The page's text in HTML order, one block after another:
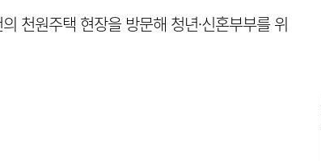
천원주택 현장을 방문해 청년·신혼부부를 위